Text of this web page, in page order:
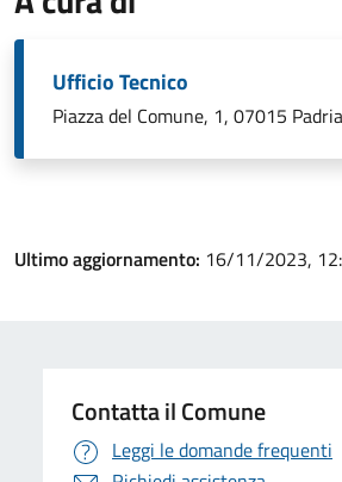
Ufficio Tecnico
Piazza del Comune, 1, 07015
Ultimo aggiornamento: 16/11/2023,
Contatta il Comune
Leggi le domande frequenti